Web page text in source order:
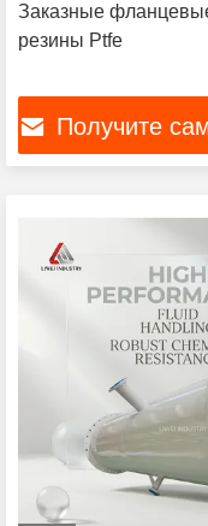
Заказные
резины Ptfe
Получите